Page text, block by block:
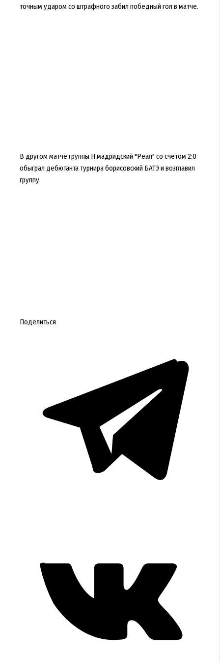
точным ударом со штрафного забил победный гол в матче.
В другом матче группы H мадридский "Реал" со счетом 2:0
обыграл дебютанта турнира борисовский БАТЭ и возглавил
группу.
Поделиться